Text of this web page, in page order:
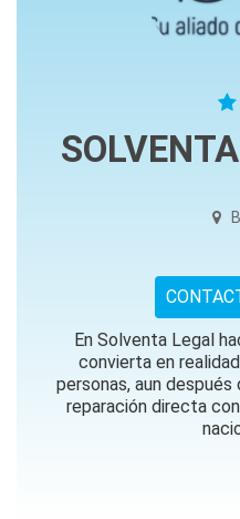
En Solventa Legal
convierta en
personas, aun
reparación directa